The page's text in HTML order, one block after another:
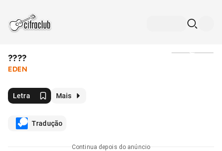
????
EDEN
Letra Mais
Tradução
Continua depois do anúncio